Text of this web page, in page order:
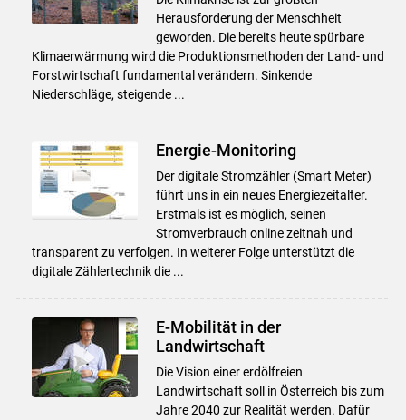
Herausforderung der Menschheit
geworden. Die bereits heute spürbare
Klimaerwärmung wird die Produktionsmethoden der Land- und
Forstwirtschaft fundamental verändern. Sinkende
Niederschläge, steigende ...
Energie-Monitoring
Der digitale Stromzähler (Smart Meter)
führt uns in ein neu­es Energiezeitalter.
Erstmals ist es möglich, seinen
Stromverbrauch online zeitnah und
transparent zu verfolgen. In weiterer Folge unterstützt die
digitale Zählertechnik die ...
E-Mobilität in der
Landwirtschaft
Die Vision einer erdölfreien
Landwirtschaft soll in Österreich bis zum
Jahre 2040 zur Realität werden. Dafür